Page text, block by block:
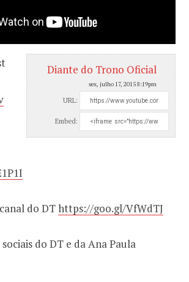
Diante do Trono Oficial
sex, julho 17, 2015 8:19pm
URL:
Embed:
do DThttps://goo.gl/VfWdTJ
sociais do DT e da Ana Paula